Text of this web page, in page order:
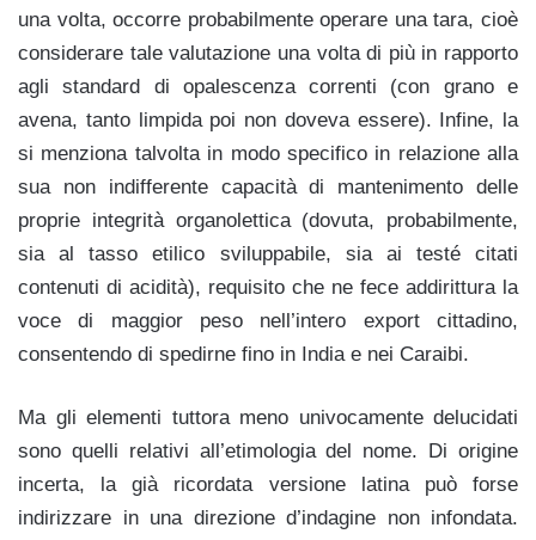
una volta, occorre probabilmente operare una tara, cioè
considerare tale valutazione una volta di più in rapporto
agli standard di opalescenza correnti (con grano e
avena, tanto limpida poi non doveva essere). Infine, la
si menziona talvolta in modo specifico in relazione alla
sua non indifferente capacità di mantenimento delle
proprie integrità organolettica (dovuta, probabilmente,
sia al tasso etilico sviluppabile, sia ai testé citati
contenuti di acidità), requisito che ne fece addirittura la
voce di maggior peso nell’intero export cittadino,
consentendo di spedirne fino in India e nei Caraibi.
Ma gli elementi tuttora meno univocamente delucidati
sono quelli relativi all’etimologia del nome. Di origine
incerta, la già ricordata versione latina può forse
indirizzare in una direzione d’indagine non infondata.